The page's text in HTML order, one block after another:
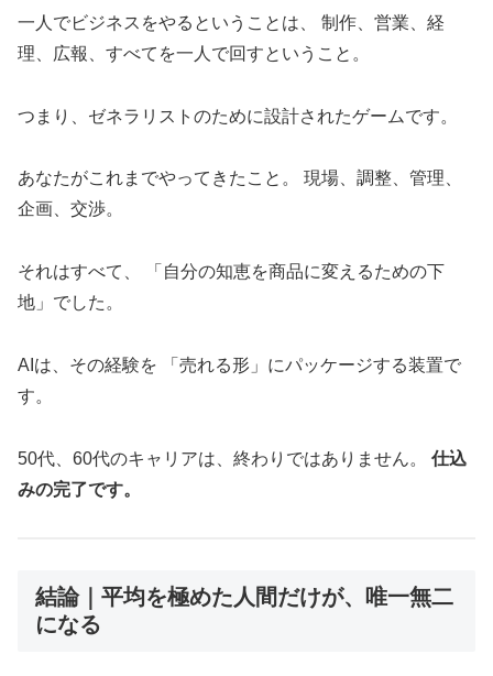
一人でビジネスをやるということは、 制作、営業、経
理、広報、すべてを一人で回すということ。
つまり、ゼネラリストのために設計されたゲームです。
あなたがこれまでやってきたこと。 現場、調整、管理、
企画、交渉。
それはすべて、 「自分の知恵を商品に変えるための下
地」でした。
AIは、その経験を 「売れる形」にパッケージする装置で
す。
50代、60代のキャリアは、終わりではありません。 仕込
みの完了です。
結論｜平均を極めた人間だけが、唯一無二
になる